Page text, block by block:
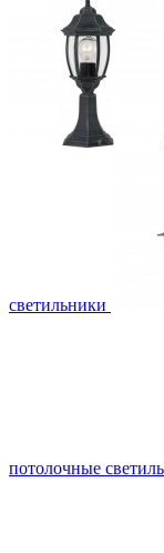
светильники
потолочные